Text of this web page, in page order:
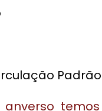
Padrão
anverso